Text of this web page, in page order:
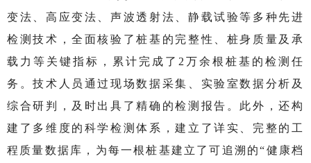
变法、高应变法、声波透射法、静载试验等多种先进
检测技术，全面核验了桩基的完整性、桩身质量及承
载力等关键指标，累计完成了2万余根桩基的检测任
务。技术人员通过现场数据采集、实验室数据分析及
综合研判，及时出具了精确的检测报告。此外，还构
建了多维度的科学检测体系，建立了详实、完整的工
程质量数据库，为每一根桩基建立了可追溯的“健康档